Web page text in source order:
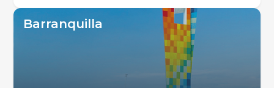
Barranquilla